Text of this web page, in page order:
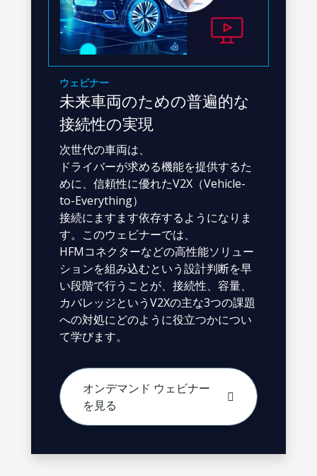
ウェビナー
未来車両のための普遍的な
接続性の実現
次世代の車両は、
ドライバーが求める機能を提供するた
めに、信頼性に優れたV2X（Vehicle-
to-Everything）
接続にますます依存するようになりま
す。このウェビナーでは、
HFMコネクターなどの高性能ソリュー
ションを組み込むという設計判断を早
い段階で行うことが、接続性、容量、
カバレッジというV2Xの主な3つの課題
への対処にどのように役立つかについ
て学びます。
オンデマンド ウェビナー
を見る